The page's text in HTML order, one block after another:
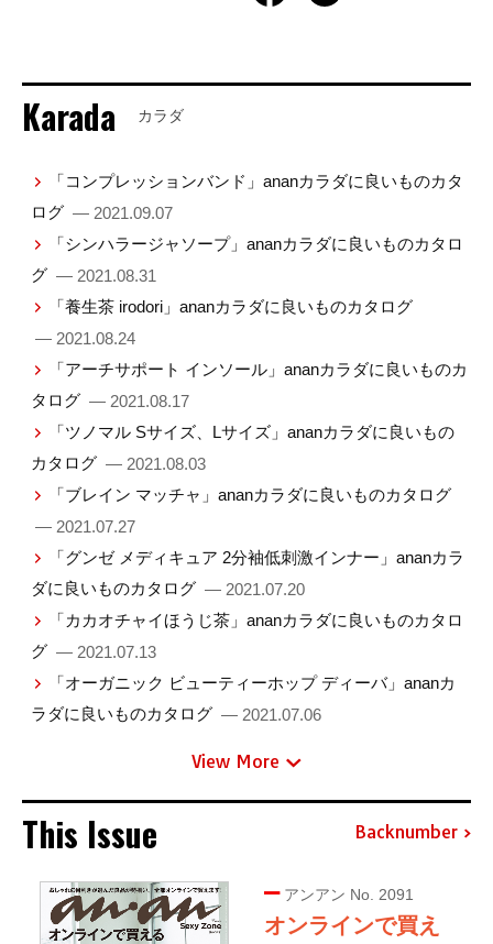
Karada カラダ
「コンプレッションバンド」ananカラダに良いものカタ
ログ — 2021.09.07
「シンハラージャソープ」ananカラダに良いものカタロ
グ — 2021.08.31
「養生茶 irodori」ananカラダに良いものカタログ
— 2021.08.24
「アーチサポート インソール」ananカラダに良いものカ
タログ — 2021.08.17
「ツノマル Sサイズ、Lサイズ」ananカラダに良いもの
カタログ — 2021.08.03
「ブレイン マッチャ」ananカラダに良いものカタログ
— 2021.07.27
「グンゼ メディキュア 2分袖低刺激インナー」ananカラ
ダに良いものカタログ — 2021.07.20
「カカオチャイほうじ茶」ananカラダに良いものカタロ
グ — 2021.07.13
「オーガニック ビューティーホップ ディーバ」ananカ
ラダに良いものカタログ — 2021.07.06
View More
This Issue Backnumber
アンアン No. 2091
オンラインで買え